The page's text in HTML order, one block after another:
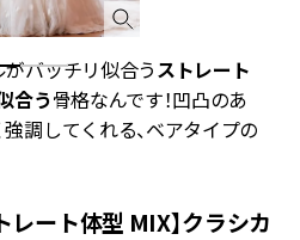
バッチリ似合うストレート
合う骨格なんです！凹凸のあ
調してくれる、ベアタイプの
レート体型 MIX】クラシカ